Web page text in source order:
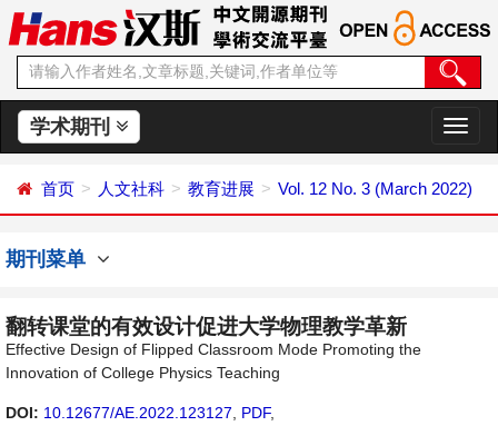
学术期刊
切
换
航
首页 人文社科 教育进展 Vol. 12 No. 3 (March 2022)
期刊菜单
翻转课堂的有效设计促进大学物理教学革新
Effective Design of Flipped Classroom Mode Promoting the
Innovation of College Physics Teaching
DOI: 10.12677/AE.2022.123127 PDF,